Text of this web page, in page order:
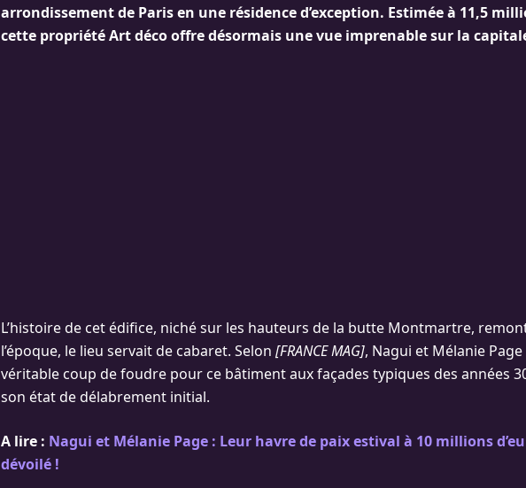
arrondissement de Paris en une résidence d’exception. Estimée à 11,5
cette propriété Art déco offre désormais une vue imprenable sur la
L’histoire de cet édifice, niché sur les hauteurs de la butte Montmartre,
l’époque, le lieu servait de cabaret. Selon [FRANCE MAG], Nagui et Mélanie
véritable coup de foudre pour ce bâtiment aux façades typiques des années
son état de délabrement initial.
A lire : Nagui et Mélanie Page : Leur havre de paix estival à 10 millions
dévoilé !